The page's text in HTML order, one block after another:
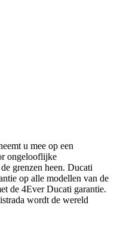
u mee op een
ongelooflijke
grenzen heen. Ducati
op alle modellen van de
de 4Ever Ducati garantie.
wordt de wereld